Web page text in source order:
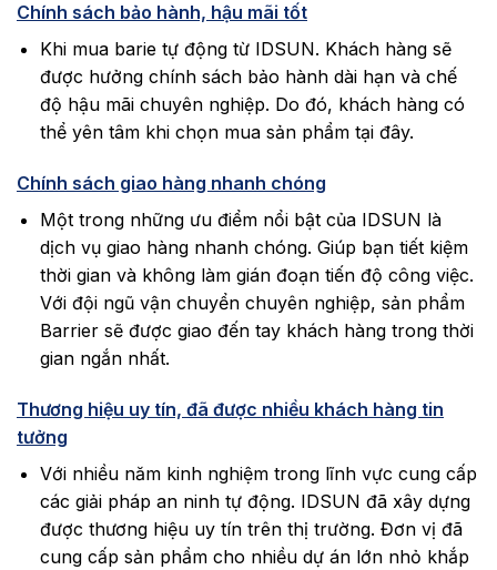
Chính sách bảo hành, hậu mãi tốt
Khi mua barie tự động từ IDSUN. Khách hàng sẽ
được hưởng chính sách bảo hành dài hạn và chế
độ hậu mãi chuyên nghiệp. Do đó, khách hàng có
thể yên tâm khi chọn mua sản phẩm tại đây.
Chính sách giao hàng nhanh chóng
Một trong những ưu điểm nổi bật của IDSUN là
dịch vụ giao hàng nhanh chóng. Giúp bạn tiết kiệm
thời gian và không làm gián đoạn tiến độ công việc.
Với đội ngũ vận chuyển chuyên nghiệp, sản phẩm
Barrier sẽ được giao đến tay khách hàng trong thời
gian ngắn nhất.
Thương hiệu uy tín, đã được nhiều khách hàng tin
tưởng
Với nhiều năm kinh nghiệm trong lĩnh vực cung cấp
các giải pháp an ninh tự động. IDSUN đã xây dựng
được thương hiệu uy tín trên thị trường. Đơn vị đã
cung cấp sản phẩm cho nhiều dự án lớn nhỏ khắp